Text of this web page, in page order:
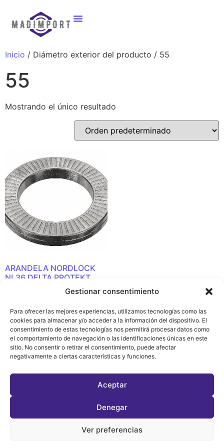
Gestionar consentimiento
Para ofrecer las mejores experiencias, utilizamos tecnologías como las
cookies para almacenar y/o acceder a la información del dispositivo. El
consentimiento de estas tecnologías nos permitirá procesar datos como
el comportamiento de navegación o las identificaciones únicas en este
sitio. No consentir o retirar el consentimiento, puede afectar
negativamente a ciertas características y funciones.
Aceptar
Denegar
Ver preferencias
Inicio / Diámetro exterior del producto / 55
55
Mostrando el único resultado
ARANDELA NORDLOCK
NL36 DELTA PROTEKT
Política de
Privacidad y